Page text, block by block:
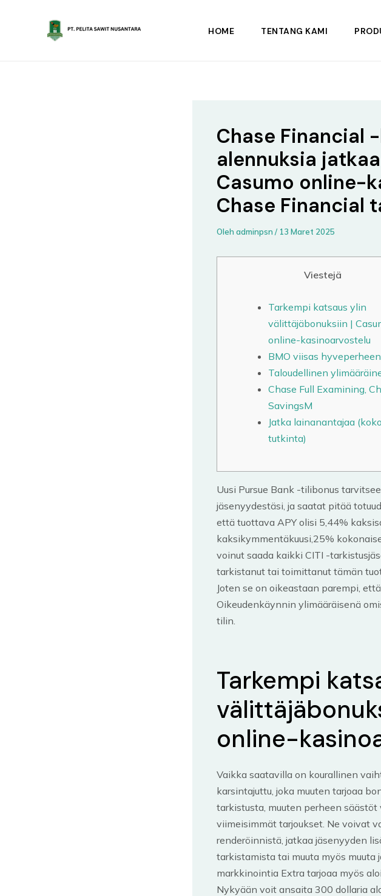
HOME TENTANG KAMI
Chase Financial
alennuksia
Casumo online-
Chase Financial
Oleh adminpsn / 13 Maret 2025
Viestejä
Tarkempi katsaus ylin
välittäjäbonuksiin |
online-kasinoarvostelu
BMO viisas
Taloudellinen
Chase Full Examining,
SavingsM
Jatka lainanantajaa (koko
tutkinta)
Uusi Pursue Bank -tilibonus
jäsenyydestäsi, ja saatat pitää
että tuottava APY olisi 5,44%
kaksikymmentäkuusi,25%
voinut saada kaikki CITI -
tarkistanut tai toimittanut tämän
Joten se on oikeastaan ​​parempi,
Oikeudenkäynnin ylimääräisenä
tilin.
Tarkempi
online-
Vaikka saatavilla on kourallinen
karsintajuttu, joka muuten tarjoaa
tarkistusta, muuten perheen
viimeisimmät tarjoukset. Ne voivat
renderöinnistä, jatkaa jäsenyyden
tarkistamista tai muuta myös muuta
markkinointia Extra tarjoaa myös
Nykyään voit ansaita 300 dollaria